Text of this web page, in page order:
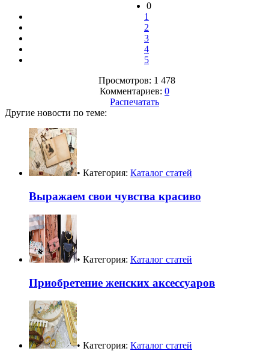
0
1
2
3
4
5
Просмотров: 1 478
Комментариев: 0
Распечатать
Другие новости по теме:
• Категория: Каталог статей
Выражаем свои чувства красиво
• Категория: Каталог статей
Приобретение женских аксессуаров
• Категория: Каталог статей